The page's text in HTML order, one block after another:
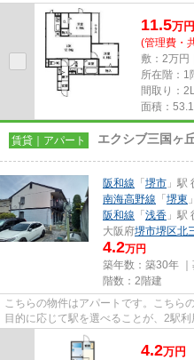
あります。駅から徒歩10分に...
11.5万円
(管理費・
敷：2万円
所在階：1
間取り：
面積：
賃貸｜アパート エクシブ三国ヶ
阪和線 「 堺市 」駅
南海高野線 「 堺東
阪和線 「 浅香 」駅
大阪府堺市堺区北
4.2万円
築年数：築30年 ｜
階数：2階建
こちらの物件はアパートです。こちら
目的に応じて駅を選べることが、2駅
建物の敷地内にごみ置き場があ...
4.2万円